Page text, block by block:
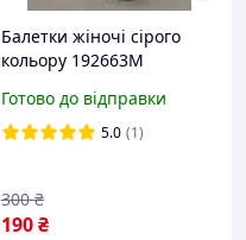
Балетки жіночі сірого
кольору 192663M
Готово до відправки
5.0 (1)
190₴
300 ₴